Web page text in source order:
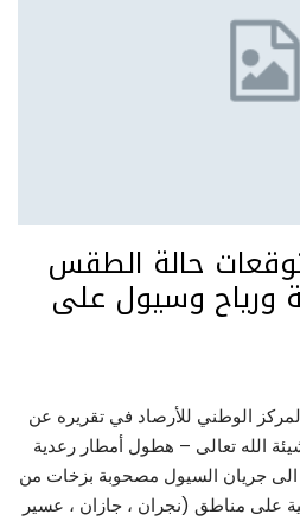
حالة الطقس
ورياح وسيول على
الوطني للأرصاد في تقريره عن
الله تعالى – هطول أمطار رعدية
جريان السيول مصحوبة بزخات من
على مناطق (نجران ، جازان ، عسير